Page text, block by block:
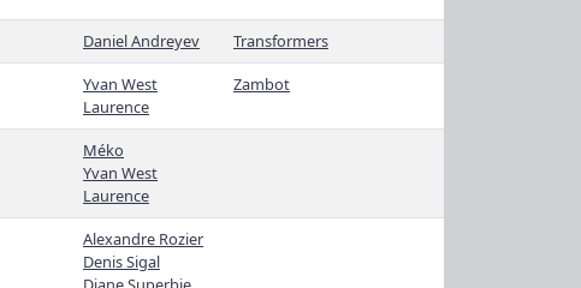
Daniel Andreyev
Transformers
Yvan West
Laurence
Zambot
Méko
Yvan West
Laurence
Alexandre Rozier
Denis Sigal